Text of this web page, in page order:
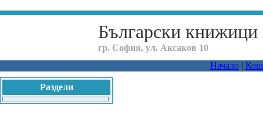
Български книжици
гр. София, ул. Аксаков 10
Начало |
Раздели